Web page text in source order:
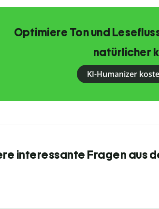
Optimiere Ton und
natürlicher
KI-Humanizer
interessante Fragen aus